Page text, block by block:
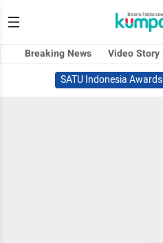
Breaking News Video Story
SATU Indonesia Awards